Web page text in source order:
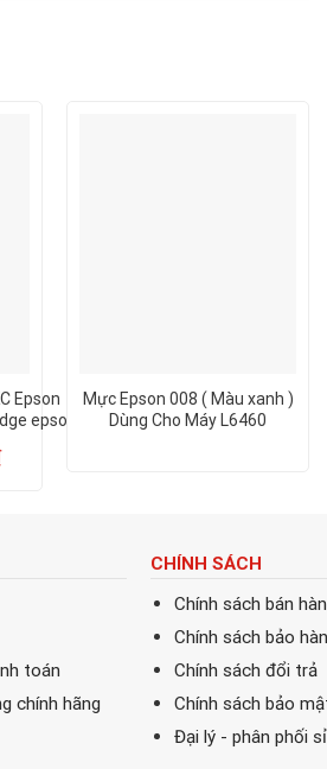
Epson
epson
Mực Epson 008 ( Màu xanh )
Dùng Cho Máy L6460
toán
chính hãng
CHÍNH SÁCH
Chính sách bán
Chính sách bảo
Chính sách đổi trả
Chính sách bảo
Đại lý - phân phối sỉ